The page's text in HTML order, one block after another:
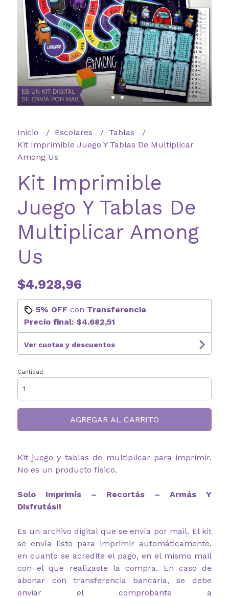
Inicio Escolares
Tablas
Kit Imprimible Juego Y Tablas De Multiplicar
Among Us
Kit Imprimible
Juego Y Tablas De
Multiplicar Among
Us
$4.928,96
5% OFF con Transferencia
Precio final: $4.682,51
Ver cuotas y descuentos
Cantidad
AGREGAR AL CARRITO
Kit juego y tablas de multiplicar para imprimir.
No es un producto físico.
Solo Imprimís – Recortás – Armás Y
Disfrutás!!
Es un archivo digital que se envía por mail. El kit
se envía listo para imprimir automáticamente,
en cuanto se acredite el pago, en el mismo mail
con el que realizaste la compra. En caso de
abonar con transferencia bancaria, se debe
enviar el comprobante a